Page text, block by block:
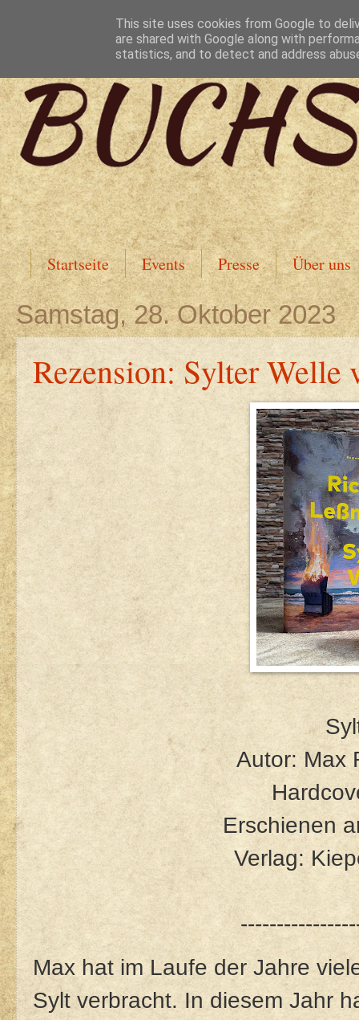
Startseite Events Presse Über uns
Samstag, 28. Oktober 2023
Rezension: Sylter Welle
Autor: Max
Erschienen
Verlag:
Max hat im Laufe der Jahre
Sylt verbracht. In diesem Jahr
This site uses cookies from Google to
are shared with Google along with
statistics, and to detect and address